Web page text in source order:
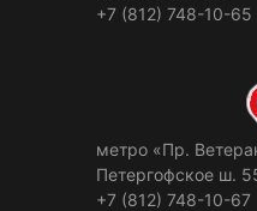
+7 (812) 748-10-65
метро «Пр.
Петергофское ш.
+7 (812) 748-10-67